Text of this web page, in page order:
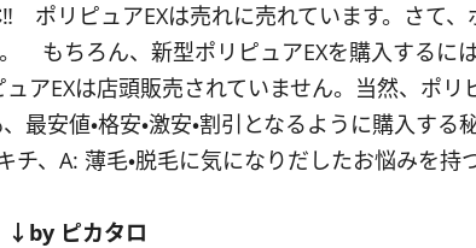
‼ ポリピュアEXは売れに売れています。さて、
。 もちろん、新型ポリピュアEXを購入するに
アEXは店頭販売されていません。当然、ポリ
最安値・格安・激安・割引となるように購入する
、A: 薄毛・脱毛に気になりだしたお悩みを持
↓by ピカタロ